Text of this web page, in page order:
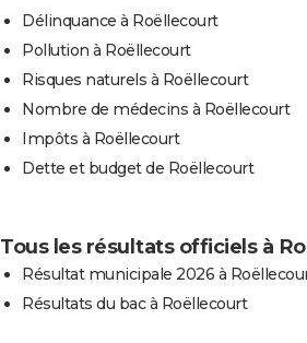
Délinquance à Roëllecourt
Pollution à Roëllecourt
Risques naturels à Roëllecourt
Nombre de médecins à Roëllecourt
Impôts à Roëllecourt
Dette et budget de Roëllecourt
Tous les résultats officiels à
Résultat municipale 2026 à
Résultats du bac à Roëllecourt